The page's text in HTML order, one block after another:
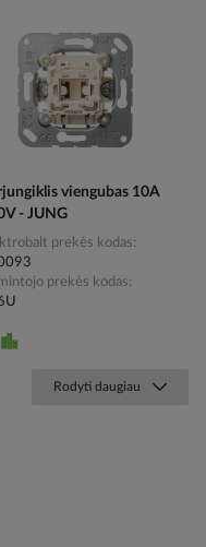
viengubas 10A
- JUNG
prekės kodas
prekės kodas
Rodyti daugiau